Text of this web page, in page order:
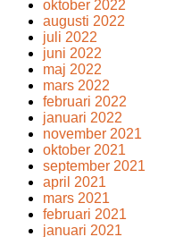
oktober 2022
augusti 2022
juli 2022
juni 2022
maj 2022
mars 2022
februari 2022
januari 2022
november 2021
oktober 2021
september 2021
april 2021
mars 2021
februari 2021
januari 2021